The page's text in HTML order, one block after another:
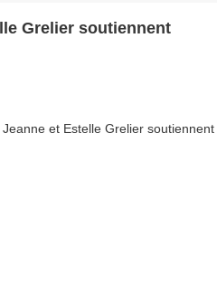
Grelier soutiennent